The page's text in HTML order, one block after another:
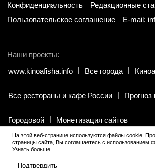
Конфиденциальность
Редакционные
Пользовательское соглашение
E-mail:
Наши проекты:
www.kinoafisha.info
Все города
Все рестораны и кафе России
Городовой Монетизация сайтов
© 2002-2026 Все права и материалы
18+. Копирование информации только с
На этой веб-странице используются файлы cookie.
страницы сайта, Вы соглашаетесь с использованием
Узнать больше
Подтвердить